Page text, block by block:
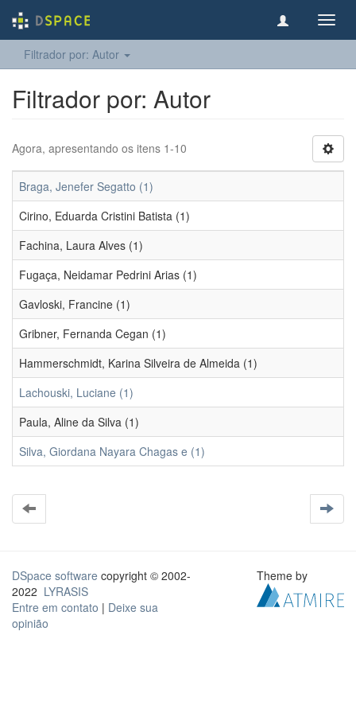
Filtrador por: Autor
Filtrador por: Autor
Agora, apresentando os itens 1-10
Braga, Jenefer Segatto (1)
Cirino, Eduarda Cristini Batista (1)
Fachina, Laura Alves (1)
Fugaça, Neidamar Pedrini Arias (1)
Gavloski, Francine (1)
Gribner, Fernanda Cegan (1)
Hammerschmidt, Karina Silveira de Almeida (1)
Lachouski, Luciane (1)
Paula, Aline da Silva (1)
Silva, Giordana Nayara Chagas e (1)
DSpace software copyright © 2002-
2022 LYRASIS
Entre em contato | Deixe sua
opinião
Theme by